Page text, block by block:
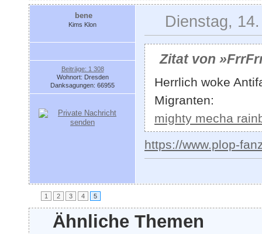
bene
Kims Klon
Beiträge: 1 308
Wohnort: Dresden
Danksagungen: 66955
Dienstag,
Zitat von
Herrlich woke
Migranten:
mighty mecha
https://www.plop-
1 2 3 4 5
Ähnliche Themen